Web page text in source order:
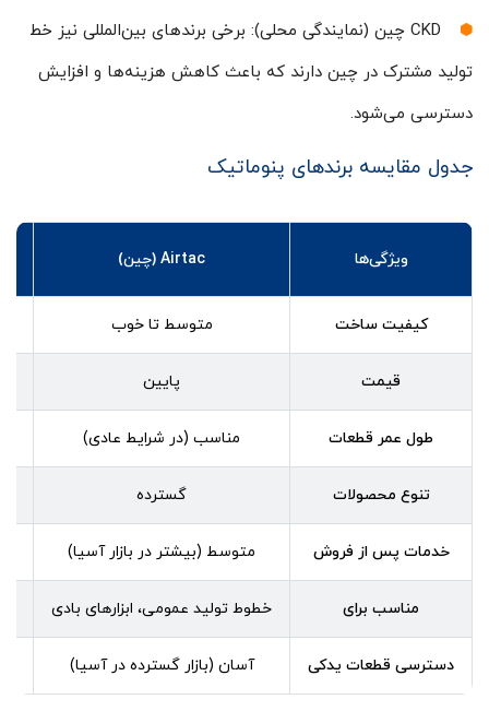
CKD چین (نمایندگی محلی): برخی برندهای بین‌المللی نیز خط
تولید مشترک در چین دارند که باعث کاهش هزینه‌ها و افزایش
دسترسی می‌شود.
جدول مقایسه برندهای پنوماتیک
ویژگی‌ها Airtac (چین)
کیفیت ساخت متوسط تا خوب
قیمت پایین
طول عمر قطعات مناسب (در شرایط عادی)
تنوع محصولات گسترده
خدمات پس از فروش متوسط (بیشتر در بازار آسیا)
مناسب برای خطوط تولید عمومی، ابزارهای بادی
دسترسی قطعات یدکی آسان (بازار گسترده در آسیا)